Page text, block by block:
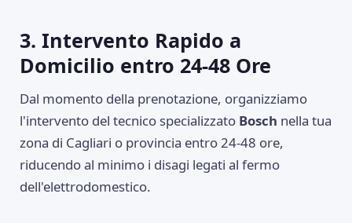
3. Intervento Rapido a
Domicilio entro 24-48 Ore
Dal momento della prenotazione, organizziamo
l'intervento del tecnico specializzato Bosch nella tua
zona di Cagliari o provincia entro 24-48 ore,
riducendo al minimo i disagi legati al fermo
dell'elettrodomestico.